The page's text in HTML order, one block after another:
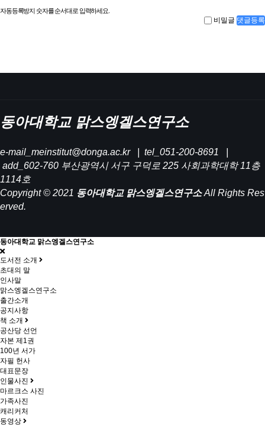
자동등록방지 숫자를 순서대로 입력하세요.
비밀글 댓글등록
동아대학교 맑스엥겔스연구소
e-mail_meinstitut@donga.ac.kr | tel_051-200-8691 |
add_602-760 부산광역시 서구 구덕로 225 사회과학대학 11층
1114호
Copyright © 2021 동아대학교 맑스엥겔스연구소All Rights Res
erved.
동아대학교 맑스엥겔스연구소
도서전 소개
초대의 말
인사말
맑스엥겔스연구소
출간소개
공지사항
책 소개
공산당 선언
자본 제1권
100년 서가
자필 헌사
대표문장
인물사진
마르크스 사진
가족사진
캐리커처
동영상